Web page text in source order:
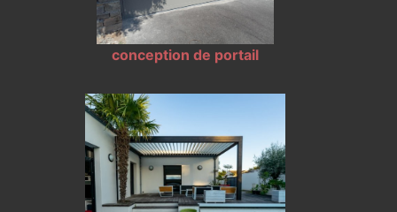
conception de portail